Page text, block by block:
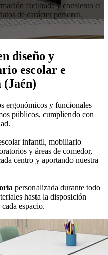
facilitada y consiento el
de carácter personal.
diseño y
escolar e
(Jaén)
ergonómicos y funcionales
públicos, cumpliendo con
infantil, mobiliario
y áreas de comedor,
centro y aportando nuestra
personalizada durante todo
hasta la disposición
espacio.